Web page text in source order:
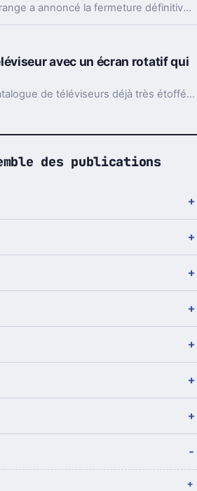
L’opérateur historique Orange a annoncé la fermeture définitive du service de paiement mobile Orange Cash.
avec un écran rotatif qui
Samsung propose un catalogue de téléviseurs déjà très étoffé au grand public. Aujourd'hui, le géant sud-coréen ajoute un nouveau concept, Sero, un appareil pouvant passer à la verticale.
des publications